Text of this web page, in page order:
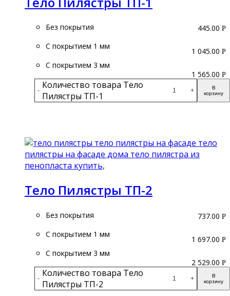
Без покрытия
С покрытием 1 мм
С покрытием 3 мм
- Количество товара Тело
Пилястры ТП-1
+
В
корзину
445.00 Р
1 045.00 Р
1 565.00 Р
Тело Пилястры ТП-2
Без покрытия
С покрытием 1 мм
С покрытием 3 мм
- Количество товара Тело
Пилястры ТП-2
+
В
корзину
737.00 Р
1 697.00 Р
2 529.00 Р